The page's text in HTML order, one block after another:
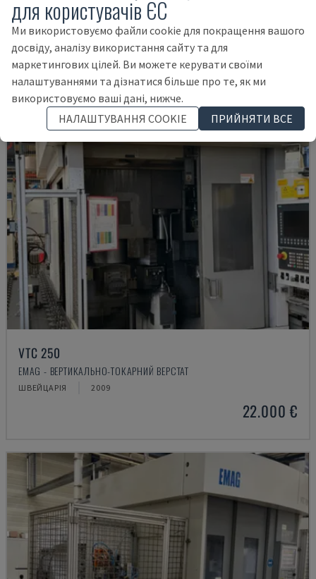
DN SOLUTIONS - ВЕРТИКАЛЬНО-ТОКАРНИЙ ВЕРСТАТ
НІМЕЧЧИНА 2023
150.000 €
VTC 250
EMAG - ВЕРТИКАЛЬНО-ТОКАРНИЙ ВЕРСТАТ
ШВЕЙЦАРІЯ 2009
22.000 €
для користувачів ЄС
Ми використовуємо файли cookie для покращення вашого
досвіду, аналізу використання сайту та для
маркетингових цілей. Ви можете керувати своїми
налаштуваннями та дізнатися більше про те, як ми
використовуємо ваші дані, нижче.
НАЛАШТУВАННЯ COOKIE
ПРИЙНЯТИ ВСЕ